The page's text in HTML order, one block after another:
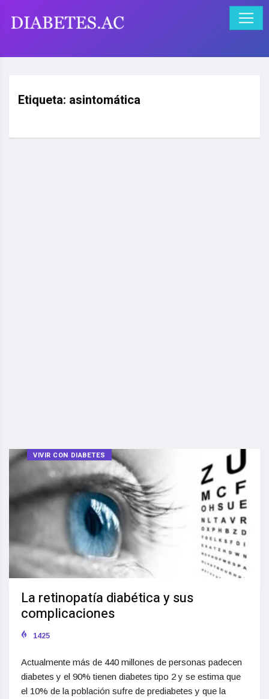
Etiqueta: asintomática
VIVIR CON DIABETES
La retinopatía diabética y sus
complicaciones
1425
Actualmente más de 440 millones de personas padecen
diabetes y el 90% tienen diabetes tipo 2 y se estima que
el 10% de la población sufre de prediabetes y que la